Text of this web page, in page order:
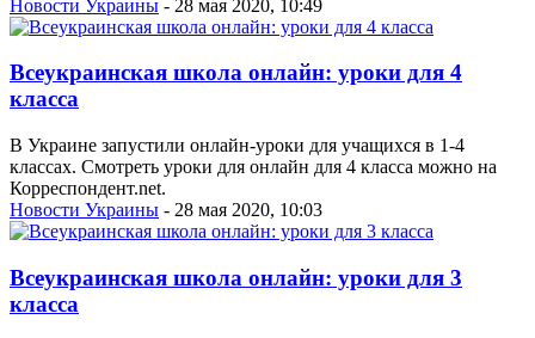
Новости Украины - 28 мая 2020, 10:49
Всеукраинская школа онлайн: уроки для 4
класса
В Украине запустили онлайн-уроки для учащихся в 1-4
классах. Смотреть уроки для онлайн для 4 класса можно на
Корреспондент.net.
Новости Украины - 28 мая 2020, 10:03
Всеукраинская школа онлайн: уроки для 3
класса